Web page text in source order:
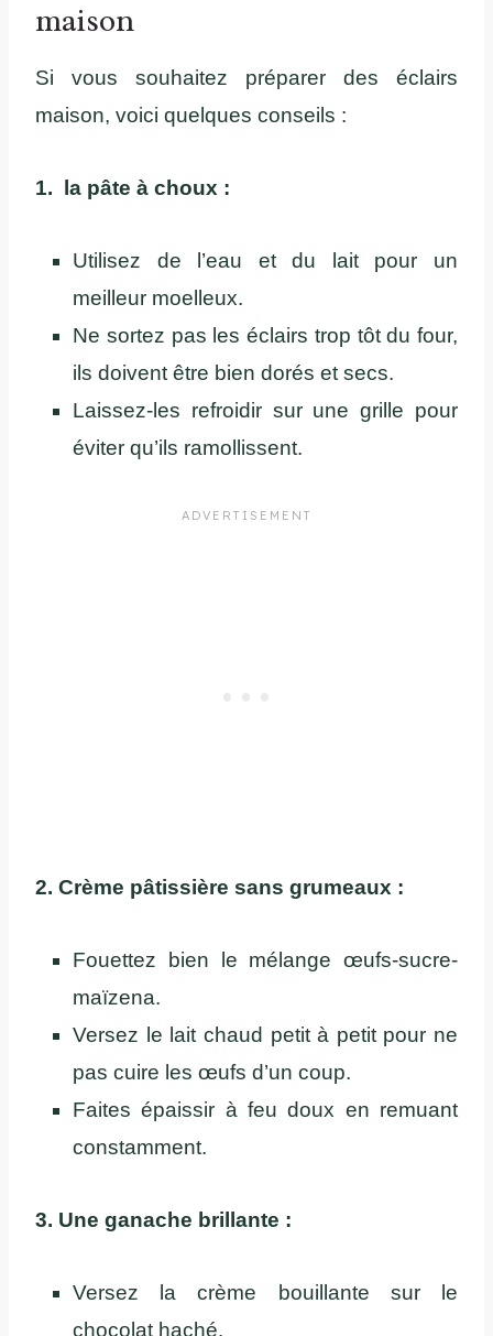
maison
Si vous souhaitez préparer des éclairs
maison, voici quelques conseils :
1. la pâte à choux :
Utilisez de l’eau et du lait pour un
meilleur moelleux.
Ne sortez pas les éclairs trop tôt du four,
ils doivent être bien dorés et secs.
Laissez-les refroidir sur une grille pour
éviter qu’ils ramollissent.
2. Crème pâtissière sans grumeaux :
Fouettez bien le mélange œufs-sucre-
maïzena.
Versez le lait chaud petit à petit pour ne
pas cuire les œufs d’un coup.
Faites épaissir à feu doux en remuant
constamment.
3. Une ganache brillante :
Versez la crème bouillante sur le
chocolat haché.